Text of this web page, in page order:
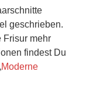
geschrieben.
Frisur mehr
findest Du
Moderne